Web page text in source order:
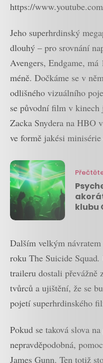
https://
Jeho superhrdinský
dlouhý – pro srovnání
Avengers, Endgame,
méně. Dočkáme se v
odlišného vizuálního
se původní film v
Zacka Snydera na HBO
ve formě jakési
klubu
Dalším velkým
roku The Suicide Squad.
traileru dostali převážně
tvůrců a ujištění, že se
pojetí superhrdinského
Pokud se taková slova
nepravděpodobná,
James Gunn. Ten totiž